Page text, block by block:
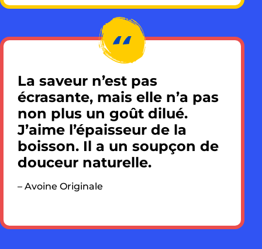
La saveur n’est pas
écrasante, mais elle n’a pas
non plus un goût dilué.
J’aime l’épaisseur de la
boisson. Il a un soupçon de
douceur naturelle.
– Avoine Originale